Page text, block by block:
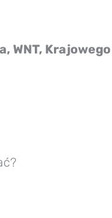
WNT, Krajowego